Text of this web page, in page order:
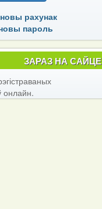
рахунак
пароль
ЗАРАЗ НА САЙЦЕ
онлайн.